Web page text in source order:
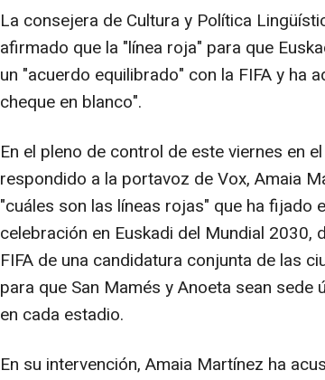
La consejera de Cultura y Política
afirmado que la "línea roja" para que
un "acuerdo equilibrado" con la FIFA y ha
cheque en blanco".
En el pleno de control de este viernes en
respondido a la portavoz de Vox, Amaia
"cuáles son las líneas rojas" que ha fijado
celebración en Euskadi del Mundial 2030,
FIFA de una candidatura conjunta de las
para que San Mamés y Anoeta sean
en cada estadio.
En su intervención, Amaia Martínez ha